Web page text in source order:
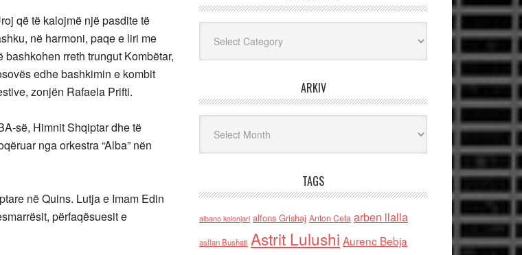
që të kalojmë një pasdite të
në harmoni, paqe e liri me
rreth trungut Kombëtar,
edhe bashkimin e kombit
zonjën Rafaela Prifti.
së, Himnit Shqiptar dhe të
nga orkestra “Alba” nën
në Quins. Lutja e Imam Edin
përfaqësuesit e
ARKIV
TAGS
albano kolonjari alfons Grishaj Anton Cefa arben llalla
asllan Bushati Astrit Lulushi Aurenc Bebja